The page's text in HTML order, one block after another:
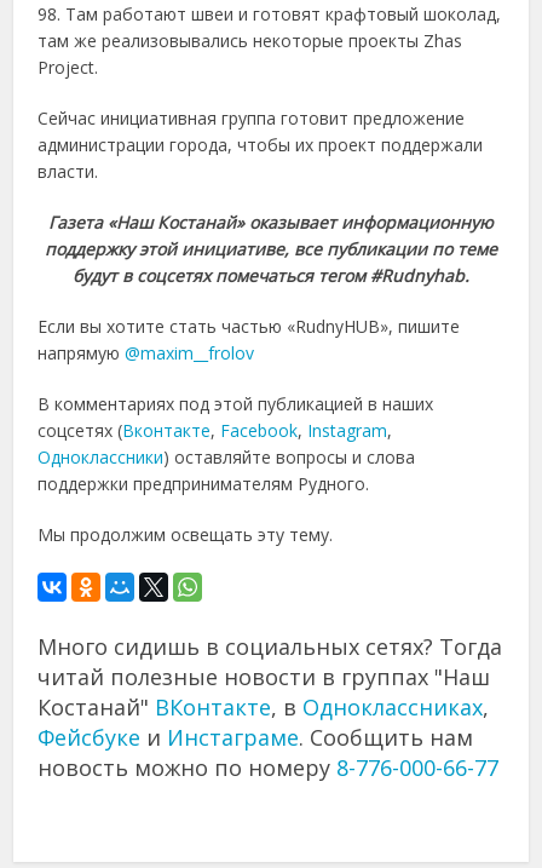
98. Там работают швеи и готовят крафтовый шоколад,
там же реализовывались некоторые проекты Zhas
Project.
Сейчас инициативная группа готовит предложение
администрации города, чтобы их проект поддержали
власти.
Газета «Наш Костанай» оказывает информационную
поддержку этой инициативе, все публикации по теме
будут в соцсетях помечаться тегом #Rudnyhab.
Если вы хотите стать частью «RudnyHUB», пишите
напрямую@maxim__frolov
В комментариях под этой публикацией в наших
соцсетях (Вконтакте, Facebook, Instagram,
Одноклассники) оставляйте вопросы и слова
поддержки предпринимателям Рудного.
Мы продолжим освещать эту тему.
Много сидишь в социальных сетях? Тогда
читай полезные новости в группах "Наш
Костанай" ВКонтакте, в Одноклассниках,
Фейсбуке и Инстаграме. Сообщить нам
новость можно по номеру 8-776-000-66-77